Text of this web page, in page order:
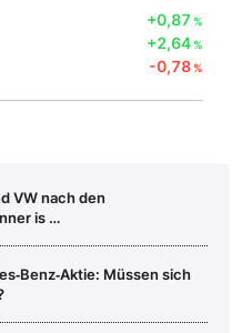
+0,87 %
+2,64%
-0,78%
VW nach den
is …
Müssen sich